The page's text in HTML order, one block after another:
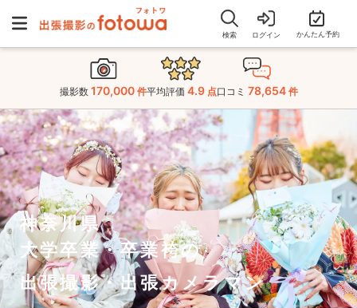
検索 ログイン かんたん予約
撮影数 170,000 件平均評価 4.9 点口コミ 78,654 件
神奈川県
大学卒業・卒業袴の
出張撮影・出張カメラマン